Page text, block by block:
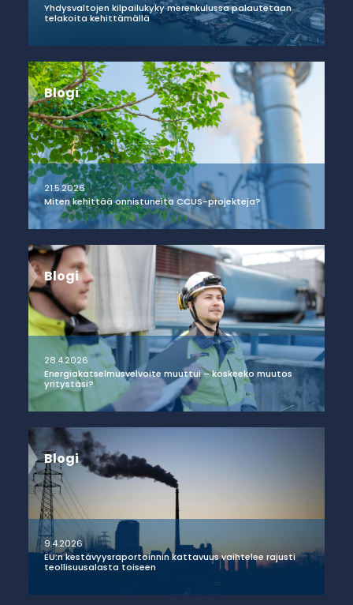
Yhdysvaltojen kilpailukyky merenkulussa palautetaan
telakoita kehittämällä
Blogi
21.5.2026
Miten kehittää onnistuneita CCUS-projekteja?
Blogi
28.4.2026
Energiakatselmusvelvoite muuttui – koskeeko muutos
yritystäsi?
Blogi
9.4.2026
EU:n kestävyysraportoinnin kattavuus vaihtelee rajusti
teollisuusalasta toiseen